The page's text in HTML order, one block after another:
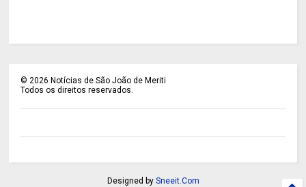
©2026 Notícias de São João de Meriti
Todos os direitos reservados.
Designed by Sneeit.Com